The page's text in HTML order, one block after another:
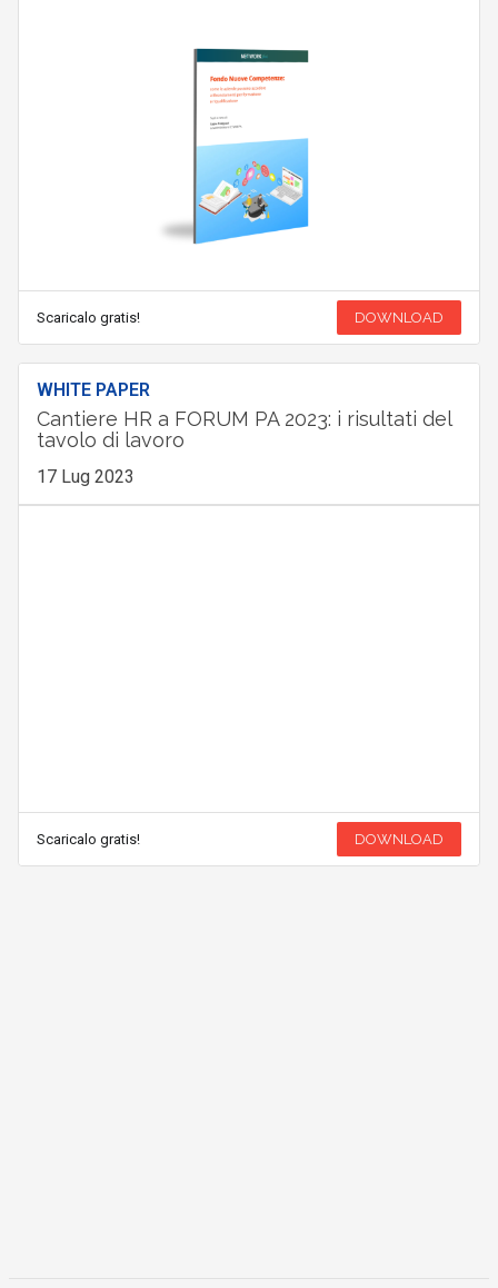
Scaricalo gratis! DOWNLOAD
WHITE PAPER
Cantiere HR a FORUM PA 2023: i risultati del
tavolo di lavoro
17 Lug 2023
Scaricalo gratis! DOWNLOAD